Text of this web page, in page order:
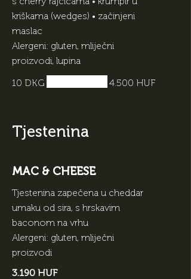
kriškama (wedges) • začinjeni
maslac
Alergeni: gluten, mliječni
proizvodi, lupina
10 DKG
4.500 HUF
Tjestenina
MAC & CHEESE
Tjestenina zapečena u cheddar
umaku od sira, s hrskavim
baconom na vrhu
Alergeni: gluten, mliječni
proizvodi
3.190 HUF